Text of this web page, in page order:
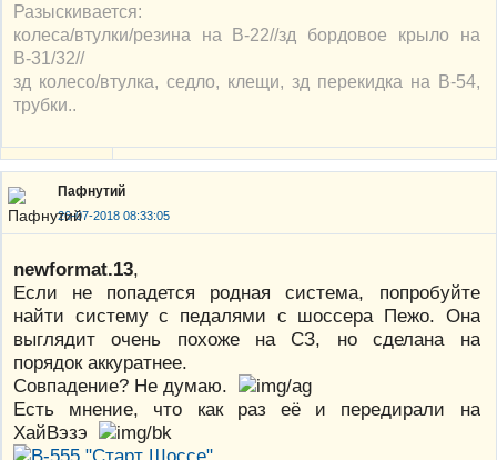
Разыскивается:
колеса/втулки/резина на В-22//зд бордовое крыло на
В-31/32//
зд колесо/втулка, седло, клещи, зд перекидка на В-54,
трубки..
Пафнутий
26-07-2018 08:33:05
newformat.13,
Если не попадется родная система, попробуйте
найти систему с педалями с шоссера Пежо. Она
выглядит очень похоже на СЗ, но сделана на
порядок аккуратнее.
Совпадение? Не думаю.
Есть мнение, что как раз её и передирали на
ХайВэзэ